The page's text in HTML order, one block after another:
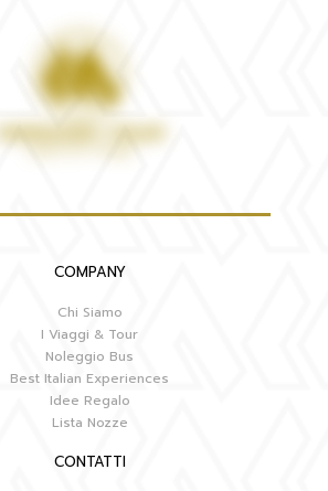
COMPANY
Chi Siamo
I Viaggi & Tour
Noleggio Bus
Best Italian Experiences
Idee Regalo
Lista Nozze
CONTATTI